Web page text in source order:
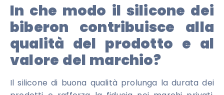
In che modo il silicone dei
biberon contribuisce alla
qualità del prodotto e al
valore del marchio?
Il silicone di buona qualità prolunga la durata dei